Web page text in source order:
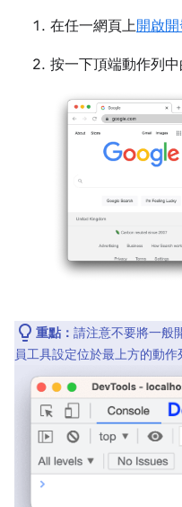
在任一網頁上開啟
按一下頂端動作列中
重點： 請注意不要將一般
員工具設定位於最上方的動作